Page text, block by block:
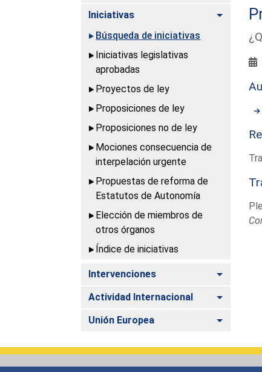
Iniciativas
Alternar
Búsqueda de iniciativas
Iniciativas legislativas
aprobadas
Proyectos de ley
Proposiciones de ley
Proposiciones no de ley
Mociones consecuencia de
interpelación urgente
Propuestas de reforma de
Estatutos de Autonomía
Elección de miembros de
otros órganos
Índice de iniciativas
Intervenciones Alternar
Actividad Internacional Alternar
Unión Europea Alternar